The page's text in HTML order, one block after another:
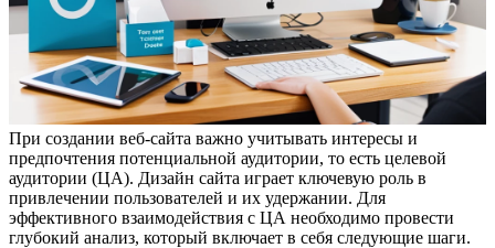
При создании веб-сайта важно учитывать интересы и
предпочтения потенциальной аудитории, то есть целевой
аудитории (ЦА). Дизайн сайта играет ключевую роль в
привлечении пользователей и их удержании. Для
эффективного взаимодействия с ЦА необходимо провести
глубокий анализ, который включает в себя следующие шаги.